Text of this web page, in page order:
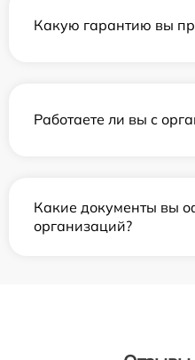
Какую гарантию вы
Работаете ли вы с
Какие документы вы
организаций?